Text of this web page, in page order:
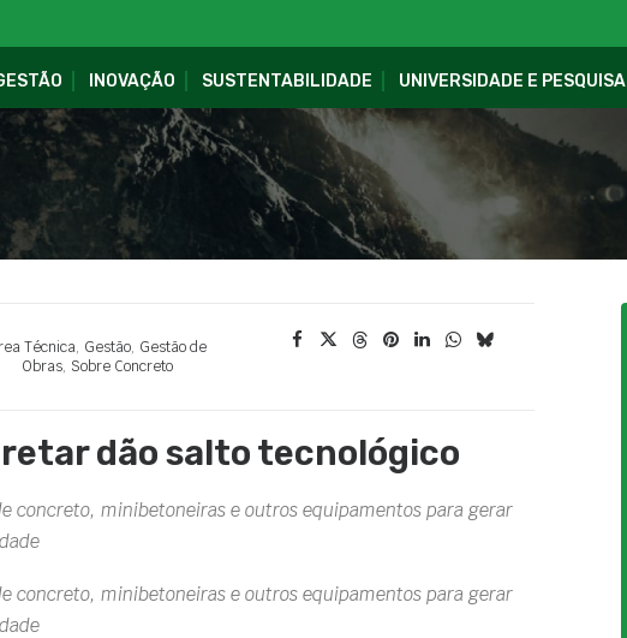
INOVAÇÃO SUSTENTABILIDADE UNIVERSIDADE E PESQUISA
Técnica, Gestão, Gestão de
Obras, Sobre Concreto
dão salto tecnológico
concreto, minibetoneiras e outros equipamentos para gerar
concreto, minibetoneiras e outros equipamentos para gerar